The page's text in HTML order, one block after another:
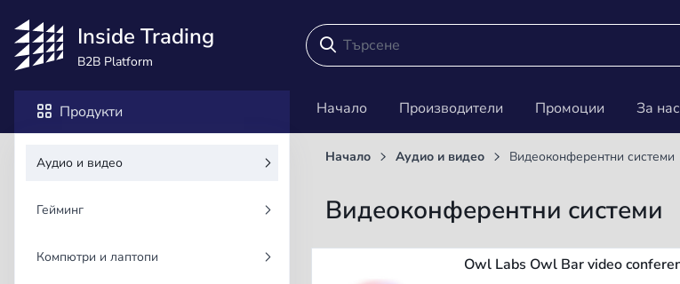
Inside Trading
B2B Platform
Продукти
Аудио и видео
Гейминг
Компютри и лаптопи
Начало Производители Промоции За нас
Начало Аудио и видео Видеоконферентни системи
Видеоконферентни системи